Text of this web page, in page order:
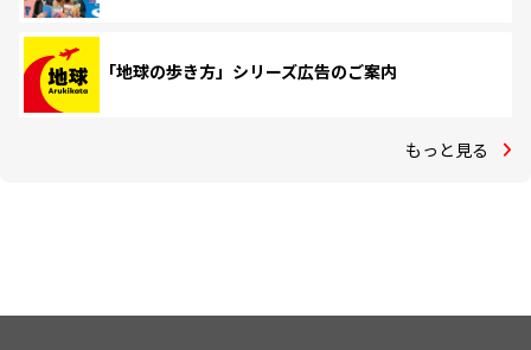
「地球の歩き方」シリーズ広告のご案内
もっと見る